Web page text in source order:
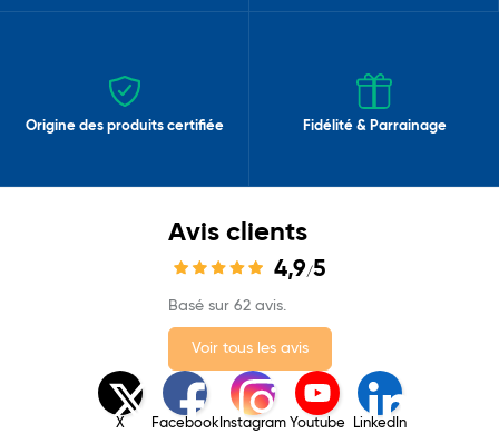
Origine des produits certifiée Fidélité & Parrainage
Avis clients
4,9/5
Basé sur 62 avis.
Voir tous les avis
X Facebook Instagram Youtube LinkedIn